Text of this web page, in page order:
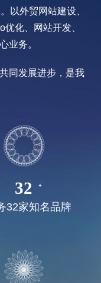
地设计，满足谷歌
以外贸网站建设、
化、网站开发、
同发展进步，是我
32